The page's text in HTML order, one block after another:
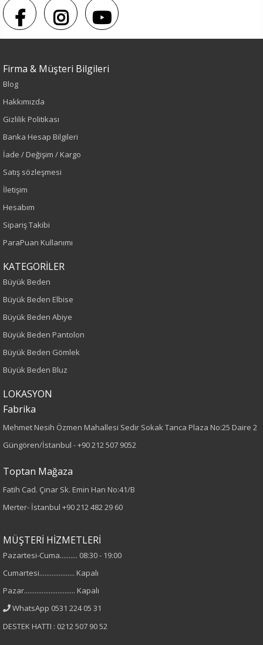
Renk
Lacivert
Sezon
Sonbahar-Kış
Yaş Grubu
Yetişkin
Desen
Nakışlı
Kumaş
%98 Pamuk
%2 Elastan
Cinsiyet
Kadın
Firma & Müşteri Bilgileri
Blog
Hakkımızda
Gizlilik Politikası
Banka Hesap Bilgileri
İade / Değişim / Kargo
Satış sözleşmesi
İletişim
Hesabım
Sipariş Takibi
ParaPuan Kullanımı
KATEGORİLER
Büyük Beden
Büyük Beden Elbise
Büyük Beden Abiye
Büyük Beden Pantolon
Büyük Beden Gömlek
Büyük Beden Bluz
LOKASYON
Fabrika
Mehmet Nesih Özmen Mahallesi Sedir Sokak Tanca Plaza No:25 Daire 2
Güngören/İstanbul -+90 212 507 9052
Toptan Mağaza
Fatih Cad. Çınar Sk. Emin Han No:41/B
Merter- İstanbul +90 212 482 29 60
MÜŞTERİ HİZMETLERİ
Pazartesi-Cuma.......... 08:30 - 19:00
Cumartesi.................... Kapalı
Pazar............................. Kapalı
WhatsApp 0531 224 05 31
DESTEK HATTI : 0212 507 90 52